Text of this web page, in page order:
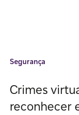
Segurança
Crimes
reconhecer